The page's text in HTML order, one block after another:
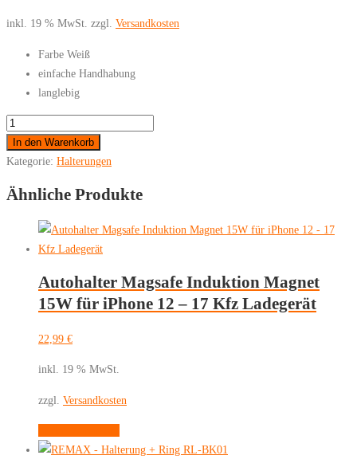
inkl. 19 % MwSt. zzgl. Versandkosten
Farbe Weiß
einfache Handhabung
langlebig
Universal
Handyhalterung
-
Menge
In den Warenkorb
Kategorie: Halterungen
Ähnliche Produkte
Autohalter Magsafe Induktion Magnet
15W für iPhone 12 – 17 Kfz Ladegerät
22,99 €
inkl. 19 % MwSt.
zzgl. Versandkosten